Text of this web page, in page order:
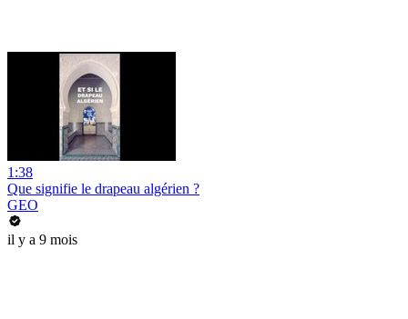
1:38
Que signifie le drapeau algérien ?
GEO
il y a 9 mois